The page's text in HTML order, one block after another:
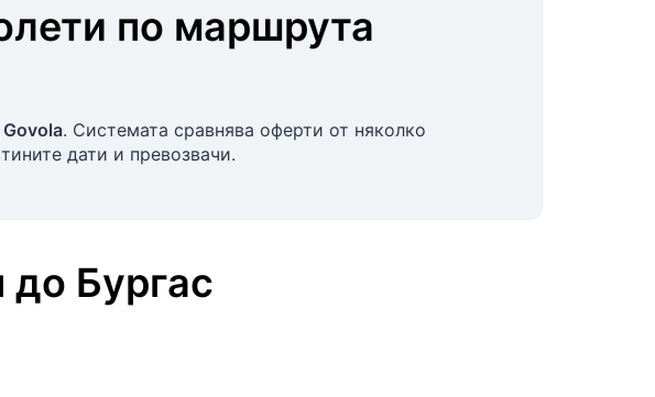
по маршрута
Govola. Системата сравнява оферти от няколко
дати и превозвачи.
до Бургас